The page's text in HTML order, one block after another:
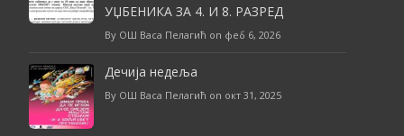
УЏБЕНИКА ЗА 4. И 8. РАЗРЕД
By ОШ Васа Пелагић on феб 6, 2026
Дечија недеља
By ОШ Васа Пелагић on окт 31, 2025